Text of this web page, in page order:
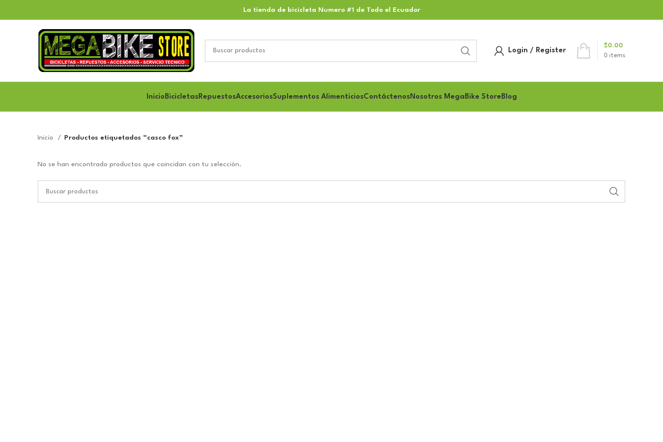
La tienda de bicicleta Numero #1 de Todo el Ecuador
Login / Register
0 items
$0.00
Inicio BicicletasRepuestosAccesoriosSuplementos AlimenticiosContáctenosNosotros MegaBike Store Blog
Inicio Productos etiquetados “casco fox”
No se han encontrado productos que coincidan con tu selección.